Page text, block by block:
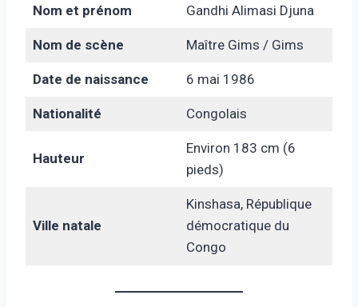
Nom et prénom Gandhi Alimasi Djuna
Nom de scène Maître Gims / Gims
Date de naissance 6 mai 1986
Nationalité Congolais
Hauteur
Environ 183 cm (6
pieds)
Ville natale
Kinshasa, République
démocratique du
Congo